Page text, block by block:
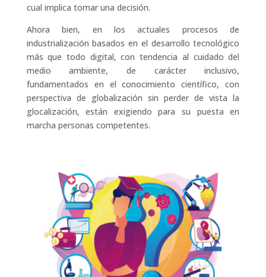
cual implica tomar una decisión.
Ahora bien, en los actuales procesos de
industrialización basados en el desarrollo tecnológico
más que todo digital, con tendencia al cuidado del
medio ambiente, de carácter inclusivo,
fundamentados en el conocimiento científico, con
perspectiva de globalización sin perder de vista la
glocalización, están exigiendo para su puesta en
marcha personas competentes.